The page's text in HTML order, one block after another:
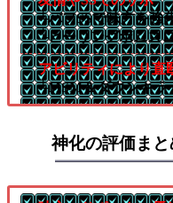
└バフSSで味方を強
└ヒーリングボムス
アビリティにより直
└MSM＆ダウンキラ
神化の評価まと